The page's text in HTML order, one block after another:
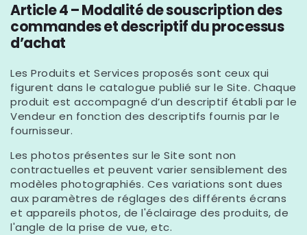
Article 4 – Modalité de souscription des
commandes et descriptif du processus
d’achat
Les Produits et Services proposés sont ceux qui
figurent dans le catalogue publié sur le Site. Chaque
produit est accompagné d’un descriptif établi par le
Vendeur en fonction des descriptifs fournis par le
fournisseur.
Les photos présentes sur le Site sont non
contractuelles et peuvent varier sensiblement des
modèles photographiés. Ces variations sont dues
aux paramètres de réglages des différents écrans
et appareils photos, de l'éclairage des produits, de
l'angle de la prise de vue, etc.